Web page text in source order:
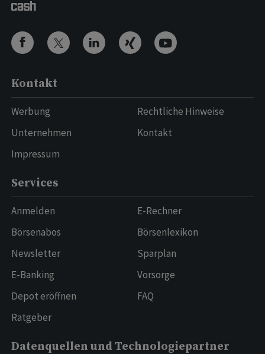
Kontakt
Werbung
Unternehmen
Impressum
Rechtliche Hinweise
Kontakt
Services
Anmelden
Börsenabos
Newsletter
E-Banking
Depot eröffnen
Ratgeber
E-Rechner
Börsenlexikon
Sparplan
Vorsorge
FAQ
Datenquellen und Technologiepartner